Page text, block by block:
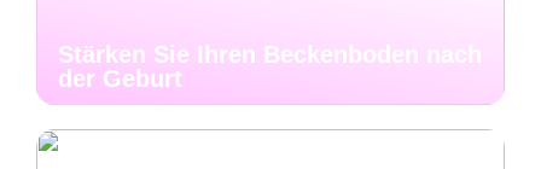
Stärken Sie Ihren Beckenboden nach
der Geburt